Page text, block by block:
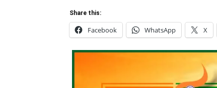
Share this:
Facebook WhatsApp X